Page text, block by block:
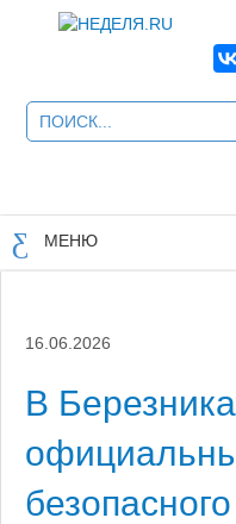
МЕНЮ
16.06.2026
В